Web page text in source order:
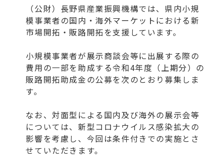
（公財）長野県産業振興機構では、県内小規
模事業者の国内・海外マーケットにおける新
市場開拓・販路開拓を支援しています。
小規模事業者が展示商談会等に出展する際の
費用の一部を助成する令和4年度（上期分）の
販路開拓助成金の公募を次のとおり募集しま
す。
なお、対面型による国内及び海外の展示会等
については、新型コロナウイルス感染拡大の
影響を考慮し、今回は条件付きでの実施とさ
せていただきます。